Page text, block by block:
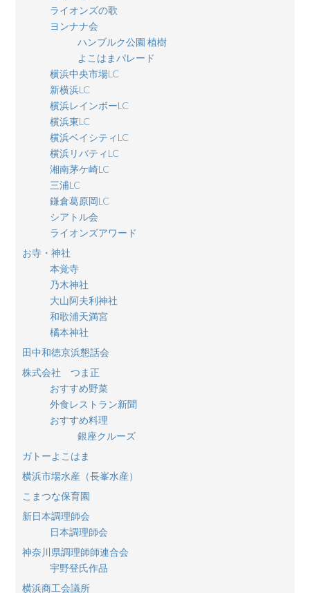
ライオンズの歌
ヨンナナ会
ハンブルク公園 植樹
よこはまパレード
横浜中央市場LC
新横浜LC
横浜レインボーLC
横浜東LC
横浜ベイシティLC
横浜リバティLC
湘南茅ケ崎LC
三浦LC
鎌倉葛原岡LC
シアトル会
ライオンズアワード
お寺・神社
本覚寺
乃木神社
大山阿夫利神社
和歌浦天満宮
橘本神社
田中和徳京浜懇話会
株式会社 つま正
おすすめ野菜
外食レストラン新聞
おすすめ料理
銀座クルーズ
ガトーよこはま
横浜市場水産（長峯水産）
こまつな保育園
新日本調理師会
日本調理師会
神奈川県調理師師連合会
宇野登氏作品
横浜商工会議所